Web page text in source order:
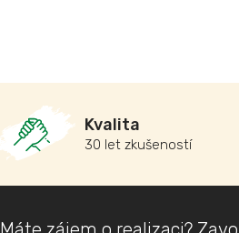
Kvalita
30 let zkušeností